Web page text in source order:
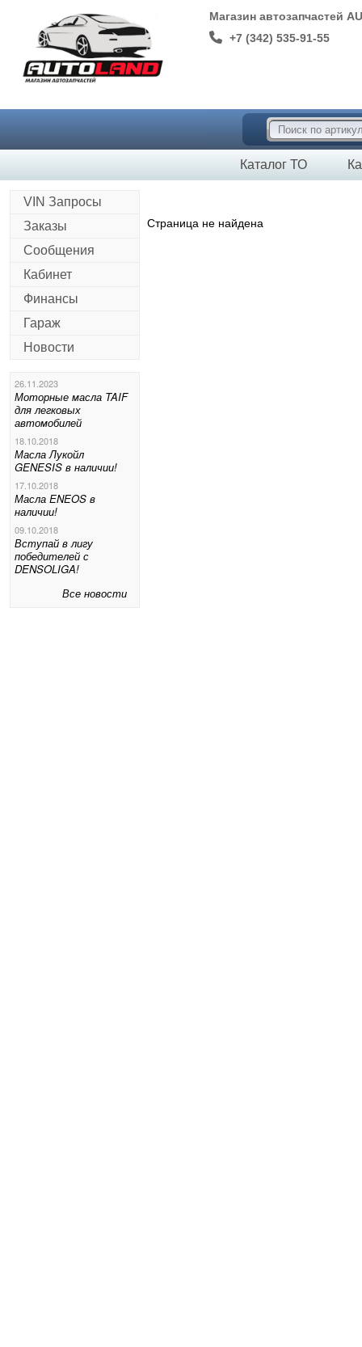
Магазин автозапчастей
+7 (342) 535-91-55
Каталог ТО
VIN Запросы
Заказы
Сообщения
Кабинет
Финансы
Гараж
Новости
26.11.2023
Моторные масла TAIF
для легковых
автомобилей
18.10.2018
Масла Лукойл
GENESIS в наличии!
17.10.2018
Масла ENEOS в
наличии!
09.10.2018
Вступай в лигу
победителей с
DENSOLIGA!
Все новости
Страница не найдена